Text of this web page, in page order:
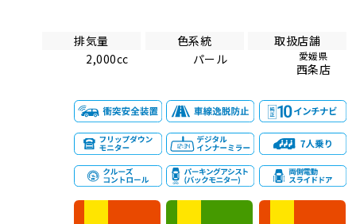
排気量
2,000cc
色系統
パール
取扱店舗
愛媛県
西条店